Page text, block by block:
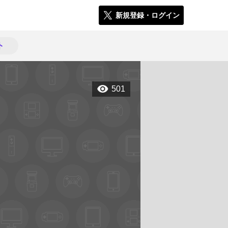
新規登録・ログイン
501